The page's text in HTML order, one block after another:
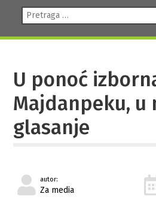
Pretraga:
U ponoć
Majdanpeku, u
glasanje
autor:
Za media